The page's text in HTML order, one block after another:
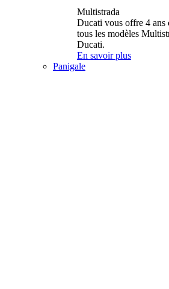
Multistrada
Ducati vous offre 4 ans
tous les modèles
Ducati.
En savoir plus
Panigale